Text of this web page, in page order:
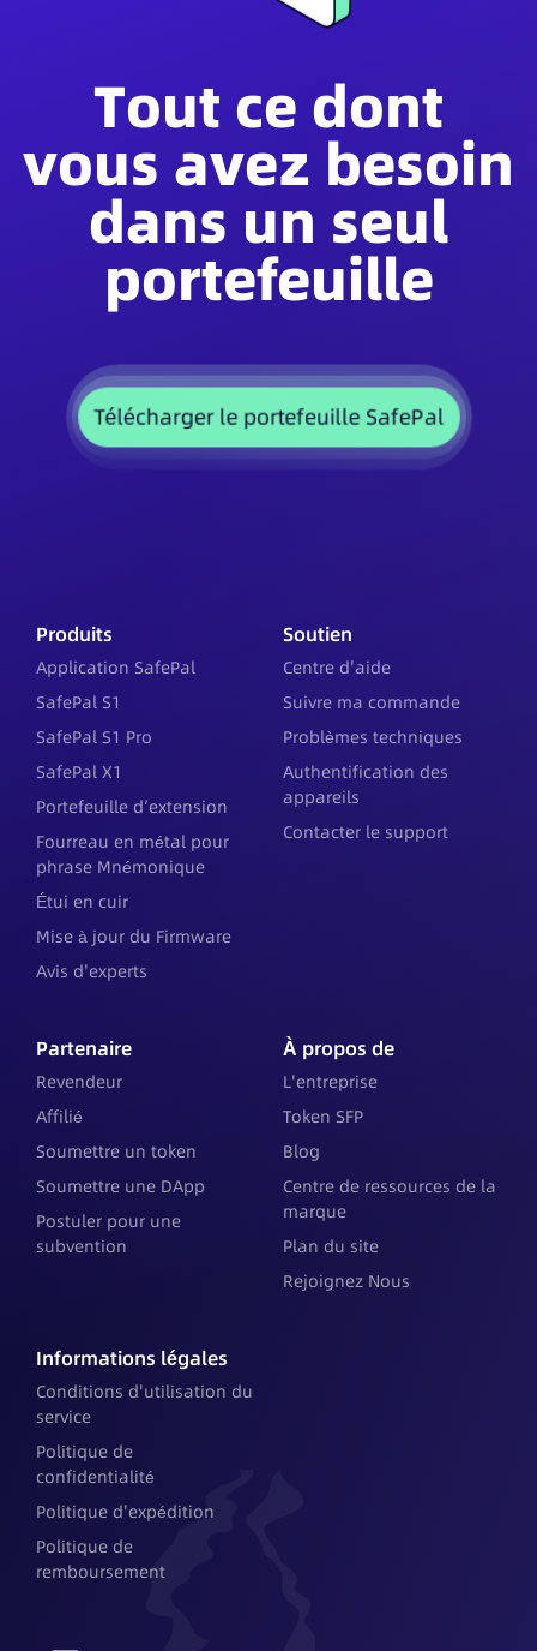
Tout ce dont
vous avez besoin
dans un seul
portefeuille
Télécharger le portefeuille SafePal
Produits
Application SafePal
SafePal S1
SafePal S1 Pro
SafePal X1
Portefeuille d’extension
Fourreau en métal pour
phrase Mnémonique
Étui en cuir
Mise à jour du Firmware
Avis d'experts
Soutien
Centre d'aide
Suivre ma commande
Problèmes techniques
Authentification des
appareils
Contacter le support
Partenaire
Revendeur
Affilié
Soumettre un token
Soumettre une DApp
Postuler pour une
subvention
À propos de
L'entreprise
Token SFP
Blog
Centre de ressources de la
marque
Plan du site
Rejoignez Nous
Informations légales
Conditions d'utilisation du
service
Politique de
confidentialité
Politique d'expédition
Politique de
remboursement